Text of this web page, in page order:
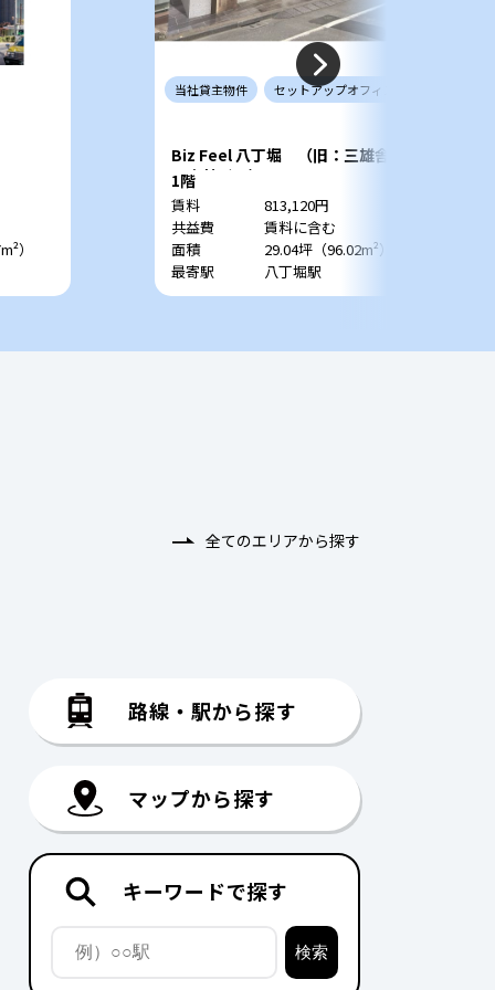
）
当社貸主物件 セットアップオフィス
Biz Feel 八丁堀 （旧：三雄舎印
刷本社ビル）
1階
賃料
813,120円
共益費
賃料に含む
面積
29.04坪（96.02m²）
最寄駅
八丁堀駅
全てのエリアから探す
路線・駅から探す
マップから探す
キーワードで探す